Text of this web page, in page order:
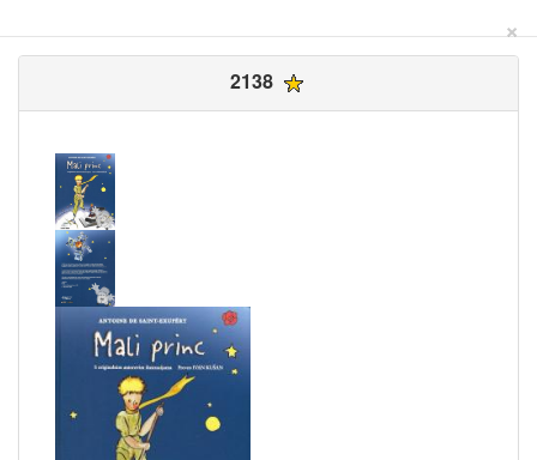
×
2138